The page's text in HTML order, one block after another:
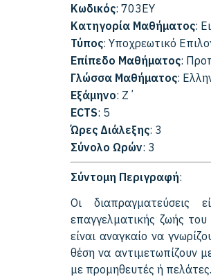
Κωδικός: 703EY
Κατηγορία Μαθήματος:
Τύπος: Υποχρεωτικό
Επίπεδο Μαθήματος:
Γλώσσα Μαθήματος:
Εξάμηνο: Ζ΄
ECTS: 5
Ώρες Διάλεξης: 3
Σύνολο Ωρών: 3
Σύντομη Περιγραφή:
Οι διαπραγματεύσεις
επαγγελματικής ζωής
είναι αναγκαίο να
θέση να αντιμετωπίζουν
με προμηθευτές ή πελάτες.